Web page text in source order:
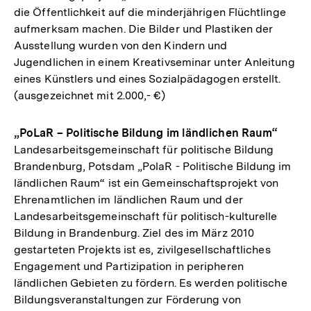
die Öffentlichkeit auf die minderjährigen Flüchtlinge
aufmerksam machen. Die Bilder und Plastiken der
Ausstellung wurden von den Kindern und
Jugendlichen in einem Kreativseminar unter Anleitung
eines Künstlers und eines Sozialpädagogen erstellt.
(ausgezeichnet mit 2.000,- €)
„PoLaR – Politische Bildung im ländlichen Raum“
Landesarbeitsgemeinschaft für politische Bildung
Brandenburg, Potsdam „PolaR - Politische Bildung im
ländlichen Raum“ ist ein Gemeinschaftsprojekt von
Ehrenamtlichen im ländlichen Raum und der
Landesarbeitsgemeinschaft für politisch-kulturelle
Bildung in Brandenburg. Ziel des im März 2010
gestarteten Projekts ist es, zivilgesellschaftliches
Engagement und Partizipation in peripheren
ländlichen Gebieten zu fördern. Es werden politische
Bildungsveranstaltungen zur Förderung von